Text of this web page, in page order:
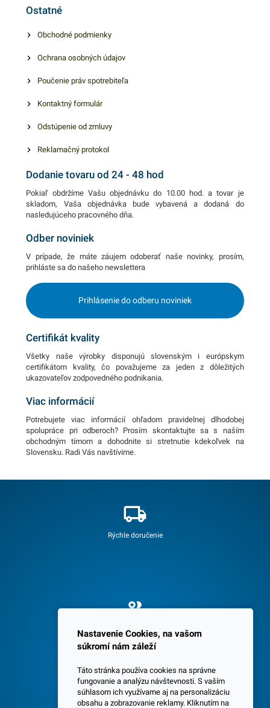
Ostatné
Obchodné podmienky
Ochrana osobných údajov
Poučenie práv spotrebiteľa
Kontaktný formulár
Odstúpenie od zmluvy
Reklamačný protokol
Dodanie tovaru od 24 - 48 hod
Pokiaľ obdržíme Vašu objednávku do 10.00 hod. a tovar je
skladom, Vaša objednávka bude vybavená a dodaná do
nasledujúceho pracovného dňa.
Odber noviniek
V prípade, že máte záujem odoberať naše novinky, prosím,
prihláste sa do našeho newslettera
Prihlásenie do odberu noviniek
Certifikát kvality
Všetky naše výrobky disponujú slovenským i európskym
certifikátom kvality, čo považujeme za jeden z dôležitých
ukazovateľov zodpovedného podnikania.
Viac informácií
Potrebujete viac informácií ohľadom pravidelnej dlhodobej
spolupráce pri odberoch? Prosím skontaktujte sa s naším
obchodným tímom a dohodnite si stretnutie kdekoľvek na
Slovensku. Radi Vás navštívime.
Rýchle doručenie
Spokojných 3600 zákazníkov
Nastavenie Cookies, na vašom
súkromí nám záleží
Táto stránka používa cookies na správne
fungovanie a analýzu návštevnosti. S vaším
súhlasom ich využívame aj na personalizáciu
obsahu a zobrazovanie reklamy. Kliknutím na